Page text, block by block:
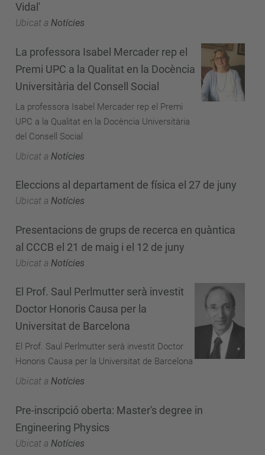
Vidal'
Ubicat a Notícies
La professora Isabel Mercader rep el
Premi UPC a la Qualitat en la Docència
Universitària del Consell Social
La professora Isabel Mercader rep el Premi
UPC a la Qualitat en la Docència Universitària
del Consell Social
Ubicat a Notícies
Eleccions al departament de física el 27 de juny
Ubicat a Notícies
Presentacions de grups de recerca en quàntica
al CCCB el 21 de maig i el 12 de juny
Ubicat a Notícies
El Prof. Saul Perlmutter serà investit
Doctor Honoris Causa per la
Universitat de Barcelona
El Prof. Saul Perlmutter serà investit Doctor
Honoris Causa per la Universitat de Barcelona
Ubicat a Notícies
Pre-inscripció oberta: Master's degree in
Engineering Physics
Ubicat a Notícies